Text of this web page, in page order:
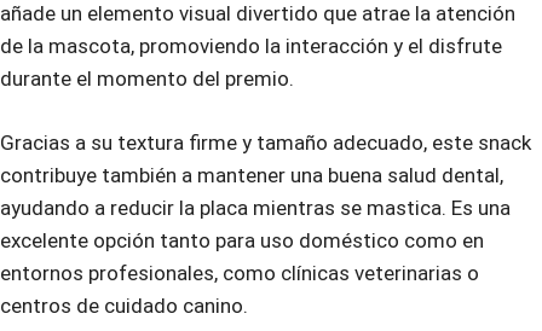
añade un elemento visual divertido que atrae la atención
de la mascota, promoviendo la interacción y el disfrute
durante el momento del premio.
Gracias a su textura firme y tamaño adecuado, este snack
contribuye también a mantener una buena salud dental,
ayudando a reducir la placa mientras se mastica. Es una
excelente opción tanto para uso doméstico como en
entornos profesionales, como clínicas veterinarias o
centros de cuidado canino.